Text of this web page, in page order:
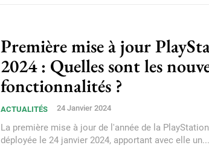
Première mise à jour
2024 : Quelles sont les
fonctionnalités ?
ACTUALITÉS 24 Janvier 2024
La première mise à jour de l'année de la
déployée le 24 janvier 2024, apportant avec elle un...